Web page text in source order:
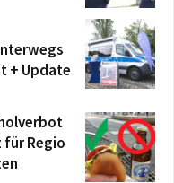
+ Update
für Regio